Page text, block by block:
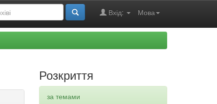
Мова
Вхід:
Розкриття
за темами